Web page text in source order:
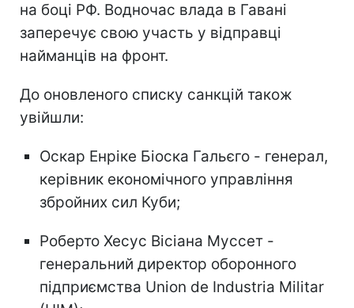
на боці РФ. Водночас влада в Гавані
заперечує свою участь у відправці
найманців на фронт.
До оновленого списку санкцій також
увійшли:
Оскар Енріке Біоска Гальєго - генерал,
керівник економічного управління
збройних сил Куби;
Роберто Хесус Вісіана Муссет -
генеральний директор оборонного
підприємства Union de Industria Militar